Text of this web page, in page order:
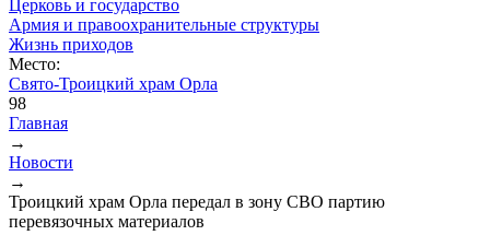
Церковь и государство
Армия и правоохранительные структуры
Жизнь приходов
Место:
Свято-Троицкий храм Орла
98
Вы здесь
Главная
→
Новости
→
Троицкий храм Орла передал в зону СВО партию
перевязочных материалов